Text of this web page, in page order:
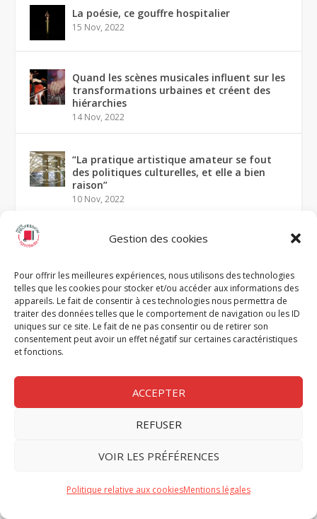
Gestion des cookies
Pour offrir les meilleures expériences, nous utilisons des technologies
telles que les cookies pour stocker et/ou accéder aux informations des
appareils. Le fait de consentir à ces technologies nous permettra de
traiter des données telles que le comportement de navigation ou les ID
uniques sur ce site. Le fait de ne pas consentir ou de retirer son
consentement peut avoir un effet négatif sur certaines caractéristiques
et fonctions.
ACCEPTER
REFUSER
VOIR LES PRÉFÉRENCES
Politique relative aux cookiesMentions légales
La poésie, ce gouffre hospitalier
15 Nov, 2022
Quand les scènes musicales influent sur les
transformations urbaines et créent des
hiérarchies
14 Nov, 2022
“La pratique artistique amateur se fout
des politiques culturelles, et elle a bien
raison”
10 Nov, 2022